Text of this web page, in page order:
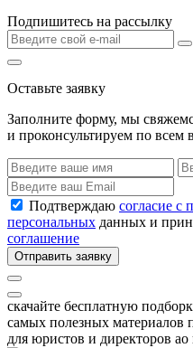
Подпишитесь на рассылку
Оставьте заявку
Заполните форму, мы
и проконсультируем по всем
Подтверждаю согласие с
персональных данных и
соглашение
Отправить заявку
скачайте бесплатную
самых полезных материалов
для юристов и директоров ао